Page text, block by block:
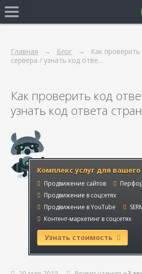
Главная Блог
Как
сервера / узнать код отве…
Как проверить код
узнать код ответа
Комплекс услуг для вашего
Продвижение сайтов
Продвижение в соцсетях
Продвижение в YouTube
Контент-маркетинг в соцсетях
Узнать стоимость